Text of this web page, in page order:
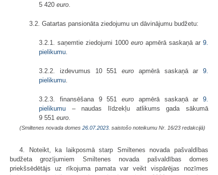
5 420 euro
3.2. Gatartas pansionāta ziedojumu un dāvinājumu budžetu:
3.2.1. saņemtie ziedojumi 1000 euro apmērā saskaņā ar 9.
pielikumu
3.2.2. izdevumus 10 551 euro apmērā saskaņā ar 9.
pielikumu
3.2.3. finansēšana 9 551 euro apmērā saskaņā ar 9.
pielikumu – naudas līdzekļu atlikums gada sākumā
9 551 euro
(Smiltenes novada domes 26.07.2023. saistošo noteikumu Nr. 16/23 redakcijā)
4. Noteikt, ka laikposmā starp Smiltenes novada pašvaldības
budžeta grozījumiem Smiltenes novada pašvaldības domes
priekšsēdētājs uz rīkojuma pamata var veikt vispārējas nozīmes